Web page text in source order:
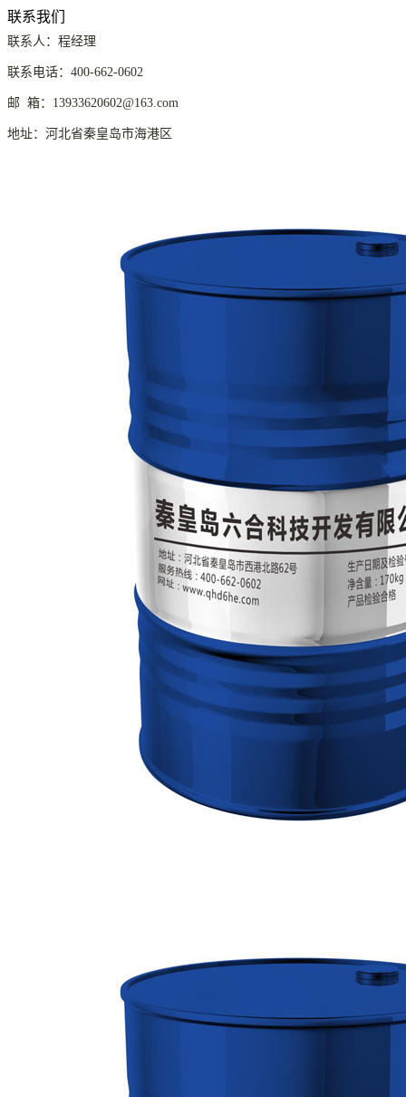
联系我们
联系人：程经理
联系电话：400-662-0602
邮 箱：13933620602@163.com
地址：河北省秦皇岛市海港区